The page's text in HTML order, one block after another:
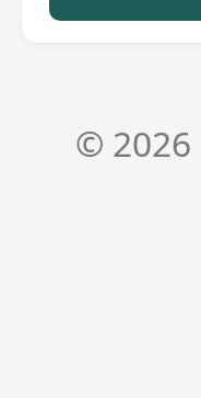
© 2026